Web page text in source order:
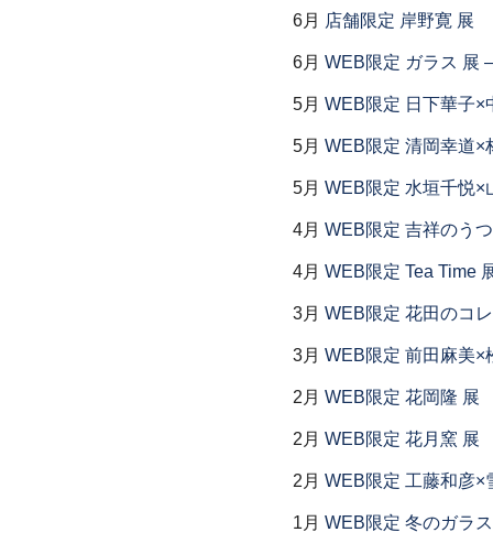
6月 店舗限定 岸野寛 展
6月 WEB限定 ガラス
5月 WEB限定 日下華子×
5月 WEB限定 清岡幸道×
5月 WEB限定 水垣千悦×
4月 WEB限定 吉祥のう
4月 WEB限定 Tea Time
3月 WEB限定 花田のコ
3月 WEB限定 前田麻美×
2月 WEB限定 花岡隆 展
2月 WEB限定 花月窯 展
2月 WEB限定 工藤和彦×
1月 WEB限定 冬のガラ